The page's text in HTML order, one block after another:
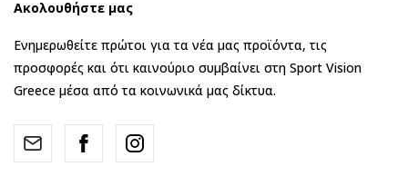
Ακολουθήστε μας
Ενημερωθείτε πρώτοι για τα νέα μας προϊόντα, τις
προσφορές και ότι καινούριο συμβαίνει στη Sport Vision
Greece μέσα από τα κοινωνικά μας δίκτυα.